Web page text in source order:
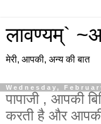
लावण्यम्`
मेरी, आपकी, अन्य की बात
Wednesday,
पापाजी , आपकी
करती है और